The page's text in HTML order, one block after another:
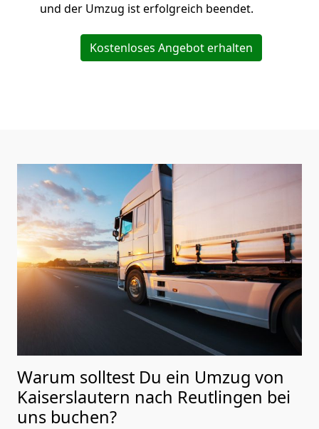
und der Umzug ist erfolgreich beendet.
Kostenloses Angebot erhalten
Warum solltest Du ein Umzug von
Kaiserslautern nach Reutlingen bei
uns buchen?